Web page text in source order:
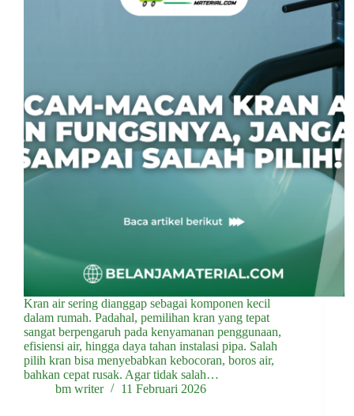
Kran air sering dianggap sebagai komponen kecil
dalam rumah. Padahal, pemilihan kran yang tepat
sangat berpengaruh pada kenyamanan penggunaan,
efisiensi air, hingga daya tahan instalasi pipa. Salah
pilih kran bisa menyebabkan kebocoran, boros air,
bahkan cepat rusak. Agar tidak salah…
bm writer
11 Februari 2026